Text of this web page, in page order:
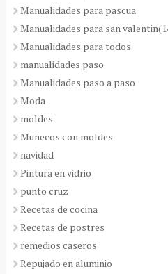
Manualidades para pascua
Manualidades para san
Manualidades para todos
manualidades paso
Manualidades paso a paso
Moda
moldes
Muñecos con moldes
navidad
Pintura en vidrio
punto cruz
Recetas de cocina
Recetas de postres
remedios caseros
Repujado en aluminio